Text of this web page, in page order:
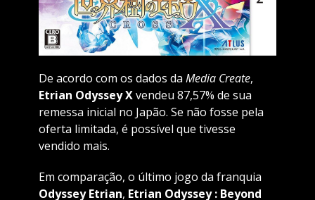
De acordo com os dados da Media Create,
Etrian Odyssey Xvendeu 87,57% de sua
remessa inicial no Japão. Se não fosse pela
oferta limitada, é possível que tivesse
vendido mais.
Em comparação, o último jogo da franquia
Odyssey Etrian, Etrian Odyssey : Beyond